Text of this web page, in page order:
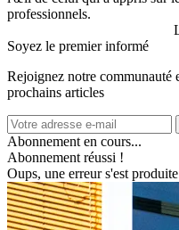
professionnels.
Soyez le premier informé
Rejoignez notre communauté
prochains articles
Abonnement en cours...
Abonnement réussi !
Oups, une erreur s'est